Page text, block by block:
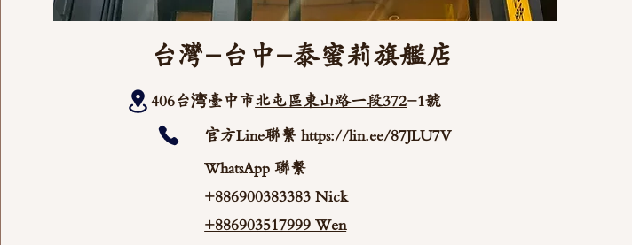
台灣-台中-泰蜜莉旗艦店
406台湾臺中市北屯區東山路一段372-1號
官方Line聯繫https://lin.ee/87JLU7V
WhatsApp 聯繫
+886900383383 Nick
+886903517999 Wen